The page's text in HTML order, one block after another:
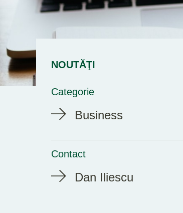
NOUTĂŢI
Categorie
Business
Contact
Dan Iliescu